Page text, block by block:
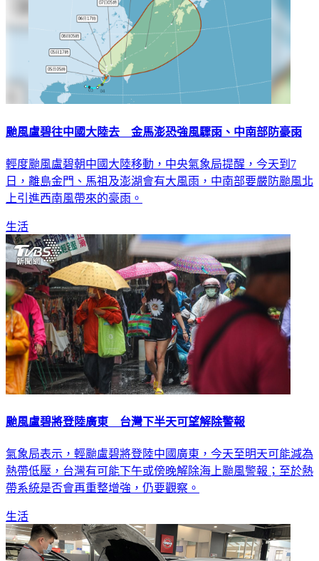
颱風盧碧往中國大陸去 金馬澎恐強風驟雨、中南部防豪雨
輕度颱風盧碧朝中國大陸移動，中央氣象局提醒，今天到7
日，離島金門、馬祖及澎湖會有大風雨，中南部要嚴防颱風北
上引進西南風帶來的豪雨。
生活
颱風盧碧將登陸廣東 台灣下半天可望解除警報
氣象局表示，輕颱盧碧將登陸中國廣東，今天至明天可能減為
熱帶低壓，台灣有可能下午或傍晚解除海上颱風警報；至於熱
帶系統是否會再重整增強，仍要觀察。
生活